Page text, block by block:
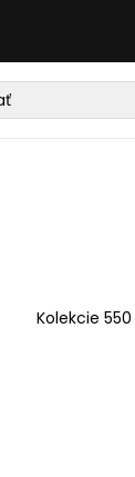
Kolekcie 550